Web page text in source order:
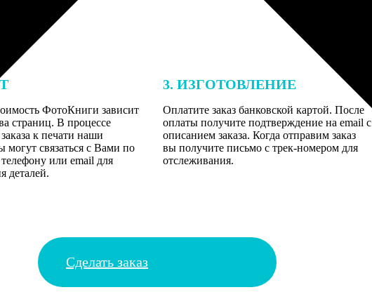
ФотоКниги зависит
страниц. В процессе
к печати наши
могут связаться с Вами по
или email для
деталей.
3. ИЗГОТОВЛЕНИЕ
Оплатите заказ банковской картой. После
оплаты получите подтверждение на email с
описанием заказа. Когда отправим заказ
вы получите письмо с трек-номером для
отслеживания.
Сделать заказ